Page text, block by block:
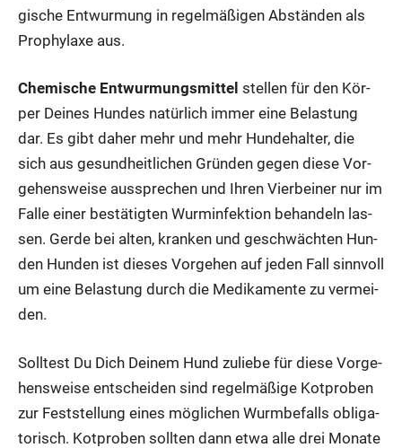
gi­sche Ent­wur­mung in regel­mä­ßi­gen Abstän­den als
Pro­phy­la­xe aus.
Che­mi­sche Ent­wur­mungs­mit­tel stel­len für den Kör­
per Dei­nes Hun­des natür­lich immer eine Belas­tung
dar. Es gibt daher mehr und mehr Hun­de­hal­ter, die
sich aus gesund­heit­li­chen Grün­den gegen die­se Vor­
ge­hens­wei­se aus­spre­chen und Ihren Vier­bei­ner nur im
Fal­le einer bestä­tig­ten Wurm­in­fek­ti­on behan­deln las­
sen. Ger­de bei alten, kran­ken und geschwäch­ten Hun­
den Hun­den ist die­ses Vor­ge­hen auf jeden Fall sinn­voll
um eine Belas­tung durch die Medi­ka­men­te zu ver­mei­
den.
Soll­test Du Dich Dei­nem Hund zulie­be für die­se Vor­ge­
hens­wei­se ent­schei­den sind regel­mä­ßi­ge Kot­pro­ben
zur Fest­stel­lung eines mög­li­chen Wurm­be­falls obli­ga­
to­risch. Kot­pro­ben soll­ten dann etwa alle drei Mona­te